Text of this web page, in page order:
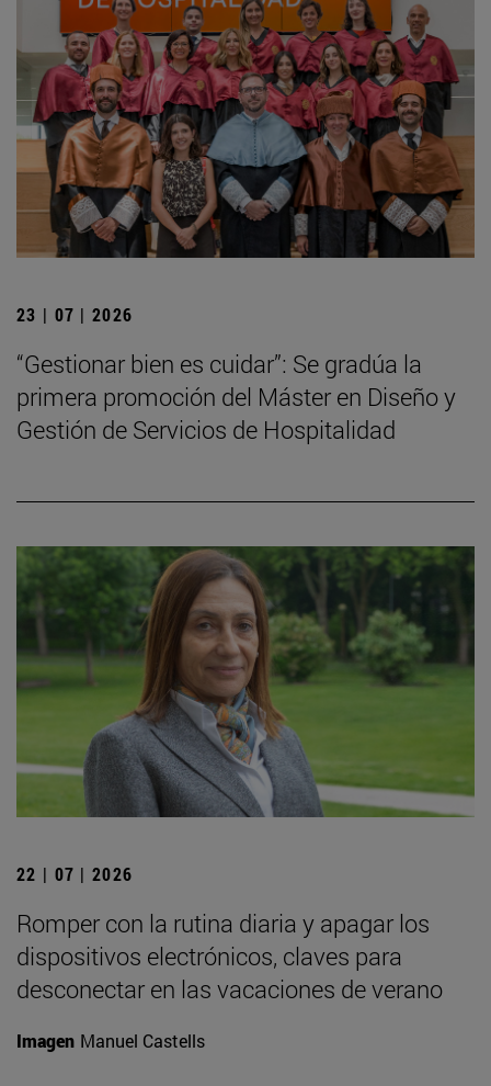
23 | 07 | 2026
“Gestionar bien es cuidar”: Se gradúa la
primera promoción del Máster en Diseño y
Gestión de Servicios de Hospitalidad
22 | 07 | 2026
Romper con la rutina diaria y apagar los
dispositivos electrónicos, claves para
desconectar en las vacaciones de verano
Imagen Manuel Castells